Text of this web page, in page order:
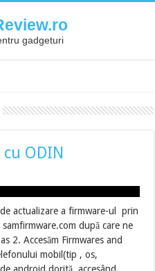
gadgeturi
ODIN
actualizare a firmware-ul prin
după care ne
2. Accesăm Firmwares and
mobil(tip , os,